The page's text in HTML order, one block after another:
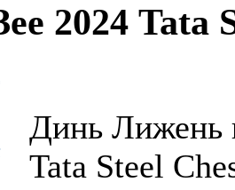
2024 Tata
Динь Лижень
Tata Steel